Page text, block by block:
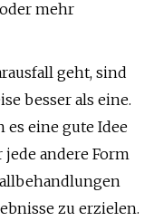
mehr
geht, sind
besser als eine.
es eine gute Idee
jede andere Form
zu erzielen.